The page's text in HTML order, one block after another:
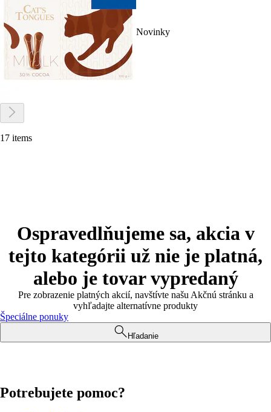
Novinky
17 items
Ospravedlňujeme sa, akcia v
tejto kategórii už nie je platná,
alebo je tovar vypredaný
Pre zobrazenie platných akcií, navštívte našu Akčnú stránku a
vyhľadajte alternatívne produkty
Špeciálne ponuky
Hľadanie
Potrebujete pomoc?